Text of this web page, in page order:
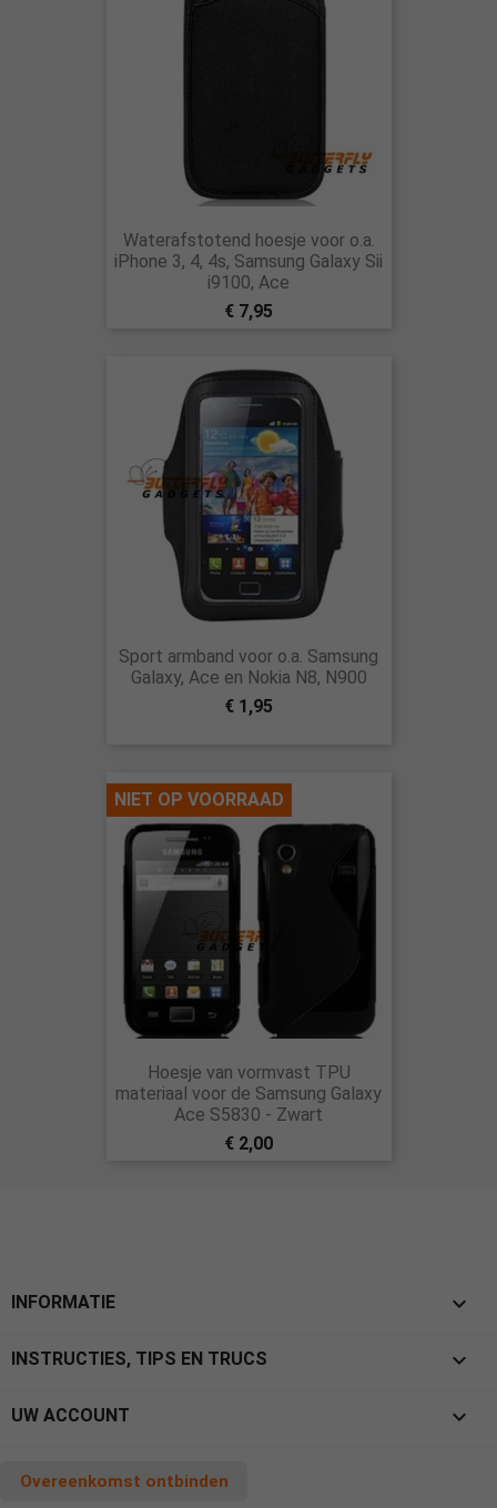
Waterafstotend hoesje voor o.a.
iPhone 3, 4, 4s, Samsung Galaxy Sii
i9100, Ace
€ 7,95
Sport armband voor o.a. Samsung
Galaxy, Ace en Nokia N8, N900
€ 1,95
Hoesje van vormvast TPU
materiaal voor de Samsung Galaxy
Ace S5830 - Zwart
€ 2,00
NIET OP VOORRAAD
INFORMATIE 
INSTRUCTIES, TIPS EN TRUCS 
UW ACCOUNT 
Overeenkomst ontbinden